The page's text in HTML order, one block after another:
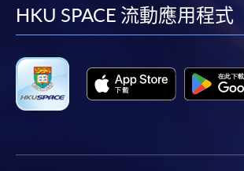
facebook
HKU SPACE 流動應用程式